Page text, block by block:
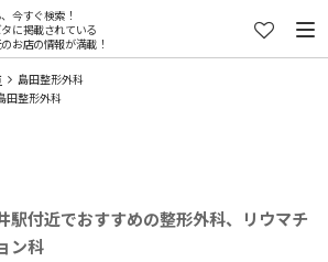
今すぐ検索！
に掲載されている
お店の情報が満載！
島田整形外科
田整形外科
駅付近でおすすめの整形外科、リウマチ
ン科